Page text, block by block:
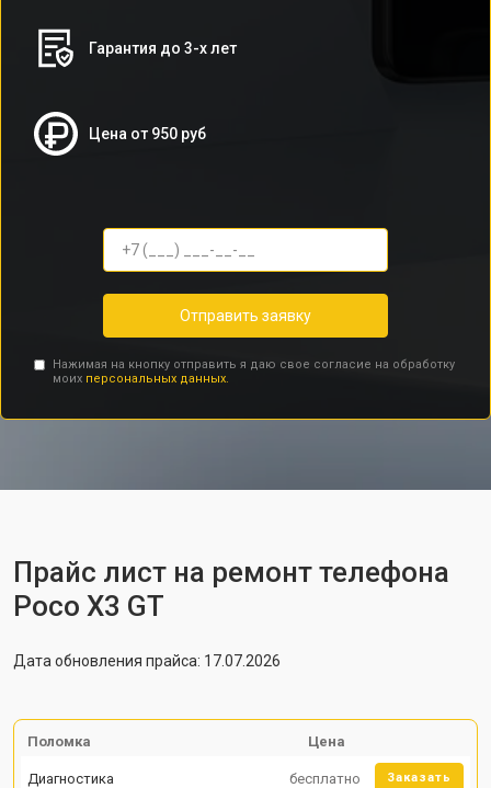
Гарантия до 3-х лет
Цена от 950 руб
Отправить заявку
Нажимая на кнопку отправить я даю свое согласие на обработку
моих персональных данных.
Прайс лист на ремонт телефона
Poco X3 GT
Дата обновления прайса: 17.07.2026
Поломка Цена
Диагностика бесплатно Заказать